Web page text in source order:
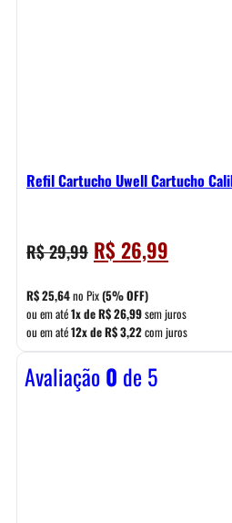
Refil Cartucho Uwell Cartucho
R$29,99 O
preço
original
era:
R$ 29,99.
R$26,99
preço
é:
R$ 26,99.
R$25,64no Pix(5% OFF)
ou em até1x deR$26,99sem juros
ou em até12x deR$3,22com juros
Avaliação0 de 5